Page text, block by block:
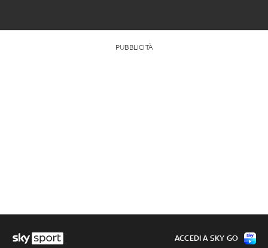
PUBBLICITÀ
ACCEDI A SKY GO